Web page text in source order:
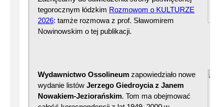
tegorocznym łódzkim Rozmowom o KULTURZE
2026: tamże rozmowa z prof. Sławomirem
Nowinowskim o tej publikacji.
Wydawnictwo Ossolineum zapowiedziało nowe
wydanie listów Jerzego Giedroycia z Janem
Nowakiem-Jeziorańskim. Tom ma obejmować